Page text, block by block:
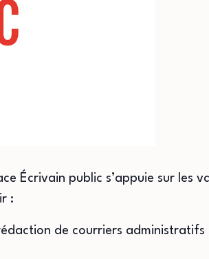
Écrivain public s’appuie sur les
:
de courriers administratifs